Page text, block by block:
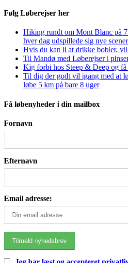
Følg Løberejser her
Hiking rundt om Mont Blanc på
hver dag udspillede sig nye
Hvis du kan li at drikke bobler,
Til Mandø med Løberejser i
Kig forbi hos Steep & Deep og
Til dig der godt vil igang med at
løbe 5 km på bare 8 uger
Få løbenyheder i din mailbox
Fornavn
Efternavn
Email adresse: